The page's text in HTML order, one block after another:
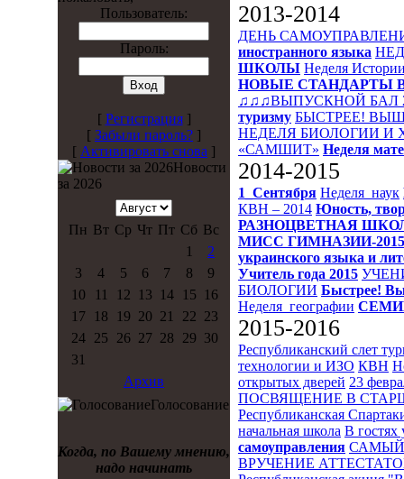
Пользователь:
Пароль:
[ Регистрация]
[ Забыли пароль? ]
[ Активировать снова ]
Новости
за 2026
Пн Вт Ср Чт Пт Сб Вс
1
2
3
4 5 6 7 8
9
10
11 12 13 14 15
16
17
18 19 20 21 22 23
24
25 26 27 28 29 30
31
Архив
Голосование
Когда, по Вашему мнению,
надо начинать
2013-2014
ДЕНЬ
иностранного языка
ШКОЛЫ Неделя
НОВЫЕ СТАНДАРТЫ
♫♫♫ВЫПУСКНОЙ БАЛ
туризму БЫСТРЕЕ!
НЕДЕЛЯ БИОЛОГИИ И
«САМШИТ» Неделя
2014-2015
1_Сентября Неделя_наук
КВН – 2014 Юность,
РАЗНОЦВЕТНАЯ
МИСС ГИМНАЗИИ-2015
украинского языка и
Учитель года 2015
БИОЛОГИИ Быстрее!
Неделя_географии
2015-2016
Республиканский слет
технологии и ИЗО КВН
открытых дверей 23
ПОСВЯЩЕНИЕ В
Республиканская
начальная школа В гостях
самоуправления
ВРУЧЕНИЕ